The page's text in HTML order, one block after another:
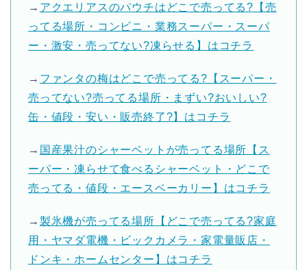
→ アクエリアスのパウチはどこで売ってる?【売
ってる場所・コンビニ・業務スーパー・スーパ
ー・激安・売ってない?凍らせる】はコチラ
→ ファンタの梅はどこで売ってる?【スーパー・
売ってない?売ってる場所・まずい?おいしい?
缶・値段・安い・販売終了?】はコチラ
→ 国産果汁のシャーベットが売ってる場所【ス
ーパー・凍らせて食べるシャーベット・どこで
売ってる・値段・エースベーカリー】はコチラ
→ 製氷機が売ってる場所【どこで売ってる?家庭
用・ヤマダ電機・ビックカメラ・家電量販店・
ドンキ・ホームセンター】はコチラ